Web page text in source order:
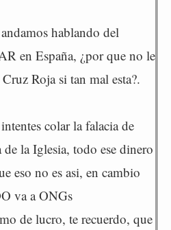
hablando del
en España, ¿por que no le
Roja si tan mal esta?.
colar la falacia de
la Iglesia, todo ese dinero
eso no es asi, en cambio
va a ONGs
de lucro, te recuerdo, que